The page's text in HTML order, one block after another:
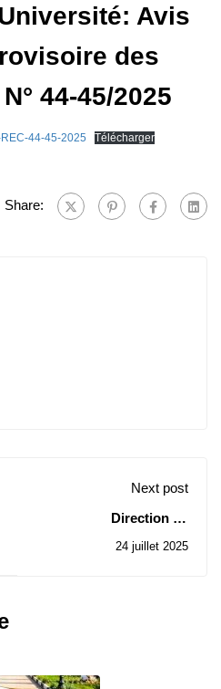
Avis
des
44-45/2025
44-45-2025 Télécharger
Share:
Next post
Direction de
Consultations
24 juillet 2025